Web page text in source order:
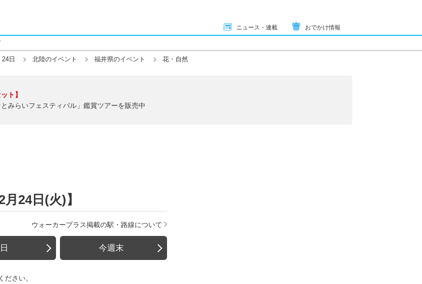
ニュース・連載 おでかけ情報
24日 北陸のイベント 福井県のイベント 花・自然
ト】
みらいフェスティバル」鑑賞ツアーを販売中
24日(火)】
ウォーカープラス掲載の駅・路線について
今週末
さい。